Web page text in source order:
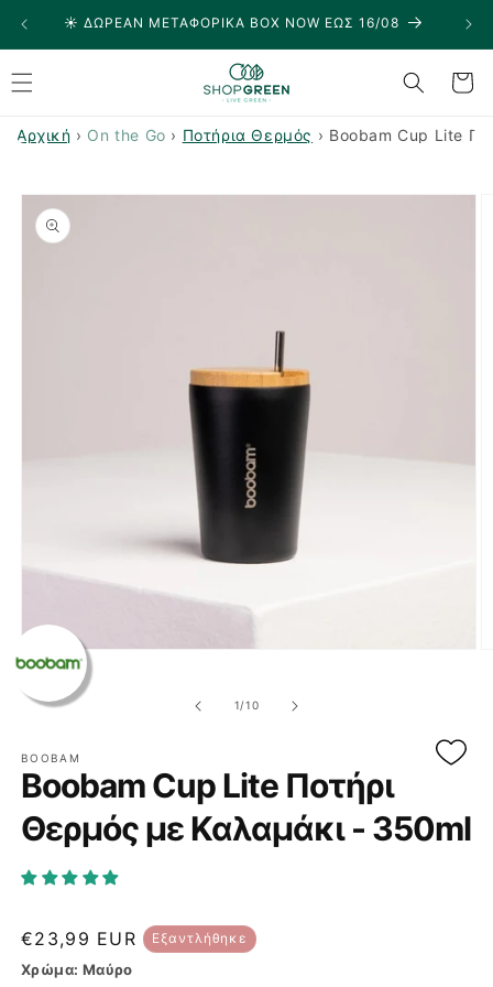
μετάβαση
στο
περιεχόμενο
☀️ ΔΩΡΕΑΝ ΜΕΤΑΦΟΡΙΚΑ BOX NOW ΕΩΣ 16/08 🏠
Καλάθι
Αρχική › On the Go › Ποτήρια Θερμός › Boobam Cup Lite
πληροφορίες
προϊόντος
Άνοιγμα
μέσου
στο
1/από
10
BOOBAM
Boobam Cup Lite Ποτήρι
Θερμός με Καλαμάκι - 350ml
Κανονική
τιμή
€23,99 EUR Εξαντλήθηκε
Χρώμα: Μαύρο